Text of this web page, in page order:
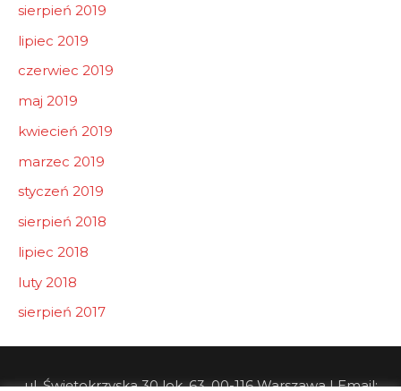
sierpień 2019
lipiec 2019
czerwiec 2019
maj 2019
kwiecień 2019
marzec 2019
styczeń 2019
sierpień 2018
lipiec 2018
luty 2018
sierpień 2017
ul. Świętokrzyska 30 lok. 63, 00-116 Warszawa | Email: